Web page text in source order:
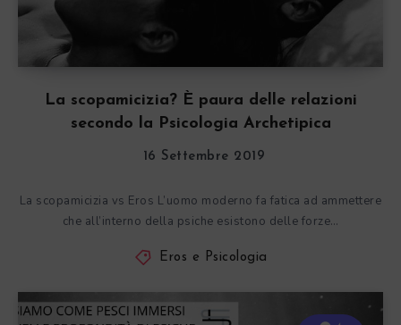
La scopamicizia? È paura delle relazioni
secondo la Psicologia Archetipica
16 Settembre 2019
La scopamicizia vs Eros L’uomo moderno fa fatica ad ammettere
che all’interno della psiche esistono delle forze…
Eros e Psicologia